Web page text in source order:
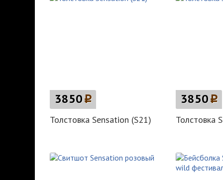
3850p
Толстовка Sensation (S21)
3850p
Толстовка